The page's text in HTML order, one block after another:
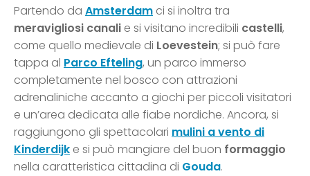
Partendo da Amsterdam ci si inoltra tra
meravigliosi canali e si visitano incredibili castelli,
come quello medievale di Loevestein; si può fare
tappa al Parco Efteling, un parco immerso
completamente nel bosco con attrazioni
adrenaliniche accanto a giochi per piccoli visitatori
e un’area dedicata alle fiabe nordiche. Ancora, si
raggiungono gli spettacolari mulini a vento di
Kinderdijk e si può mangiare del buon formaggio
nella caratteristica cittadina di Gouda.